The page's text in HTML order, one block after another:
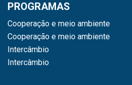
PROGRAMAS
Cooperação e meio ambiente
Cooperação e meio ambiente
Intercâmbio
Intercâmbio